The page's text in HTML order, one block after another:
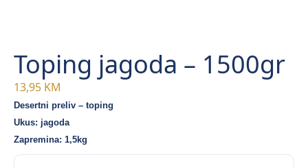
Toping jagoda – 1500gr
13,95 KM
Desertni preliv – toping
Ukus: jagoda
Zapremina: 1,5kg